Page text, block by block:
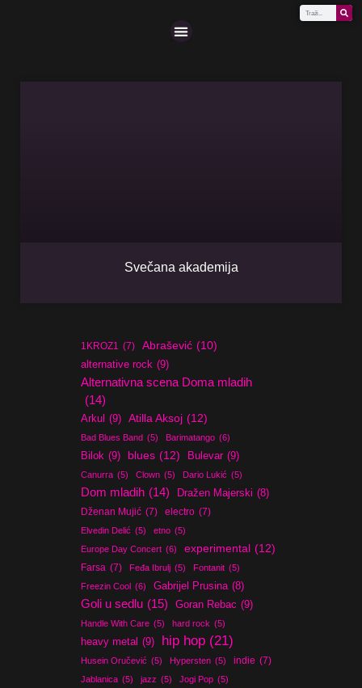
Svečana akademija
1KROZ1 (7) Abrašević (10)
alternative rock (9)
Alternativna scena Doma mladih
(14)
Arkul (9) Atilla Aksoj (12)
Bad Blues Band (5) Barimatango (6)
Bilok (9) blues (12) Bulevar (9)
Canurra (5) Clown (5) Dario Lukić (5)
Dom mladih (14) Dražen Majerski (8)
Dženan Mujić (7) electro (7)
Elvedin Delić (5) etno (5)
Europe Day Concert (6) experimental (12)
Farsa (7) Feđa Ibrulj (5) Fontanit (5)
Freezin Cool (6) Gabrijel Prusina (8)
Goli u sedlu (15) Goran Rebac (9)
Handle With Care (5) hard rock (5)
heavy metal (9) hip hop (21)
Husein Oručević (5) Hypersten (5) indie (7)
Jablanica (5) jazz (5) Jogi Pop (5)